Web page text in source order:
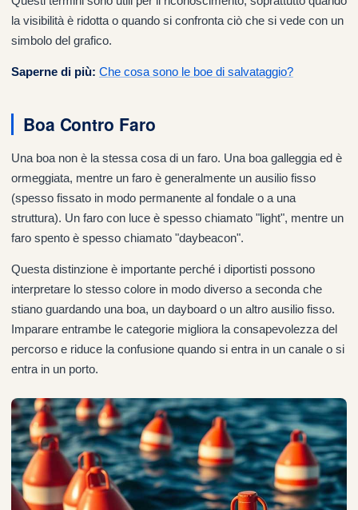
la visibilità è ridotta o quando si confronta ciò che si vede con un
simbolo del grafico.
Saperne di più: Che cosa sono le boe di salvataggio?
Boa Contro Faro
Una boa non è la stessa cosa di un faro. Una boa galleggia ed è
ormeggiata, mentre un faro è generalmente un ausilio fisso
(spesso fissato in modo permanente al fondale o a una
struttura). Un faro con luce è spesso chiamato "light", mentre un
faro spento è spesso chiamato "daybeacon".
Questa distinzione è importante perché i diportisti possono
interpretare lo stesso colore in modo diverso a seconda che
stiano guardando una boa, un dayboard o un altro ausilio fisso.
Imparare entrambe le categorie migliora la consapevolezza del
percorso e riduce la confusione quando si entra in un canale o si
entra in un porto.